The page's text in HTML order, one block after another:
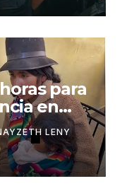
para
en
LENY